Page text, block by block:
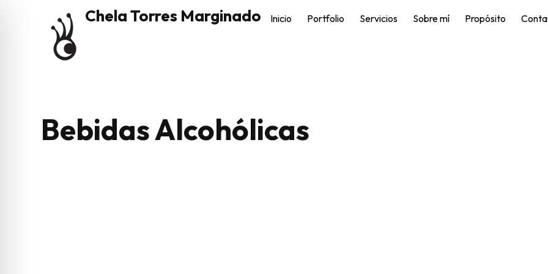
Chela Torres Marginado Inicio Portfolio Servicios Sobre mí Propósito
Bebidas Alcohólicas